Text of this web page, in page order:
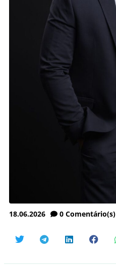
18.06.2026 0 Comentário(s)